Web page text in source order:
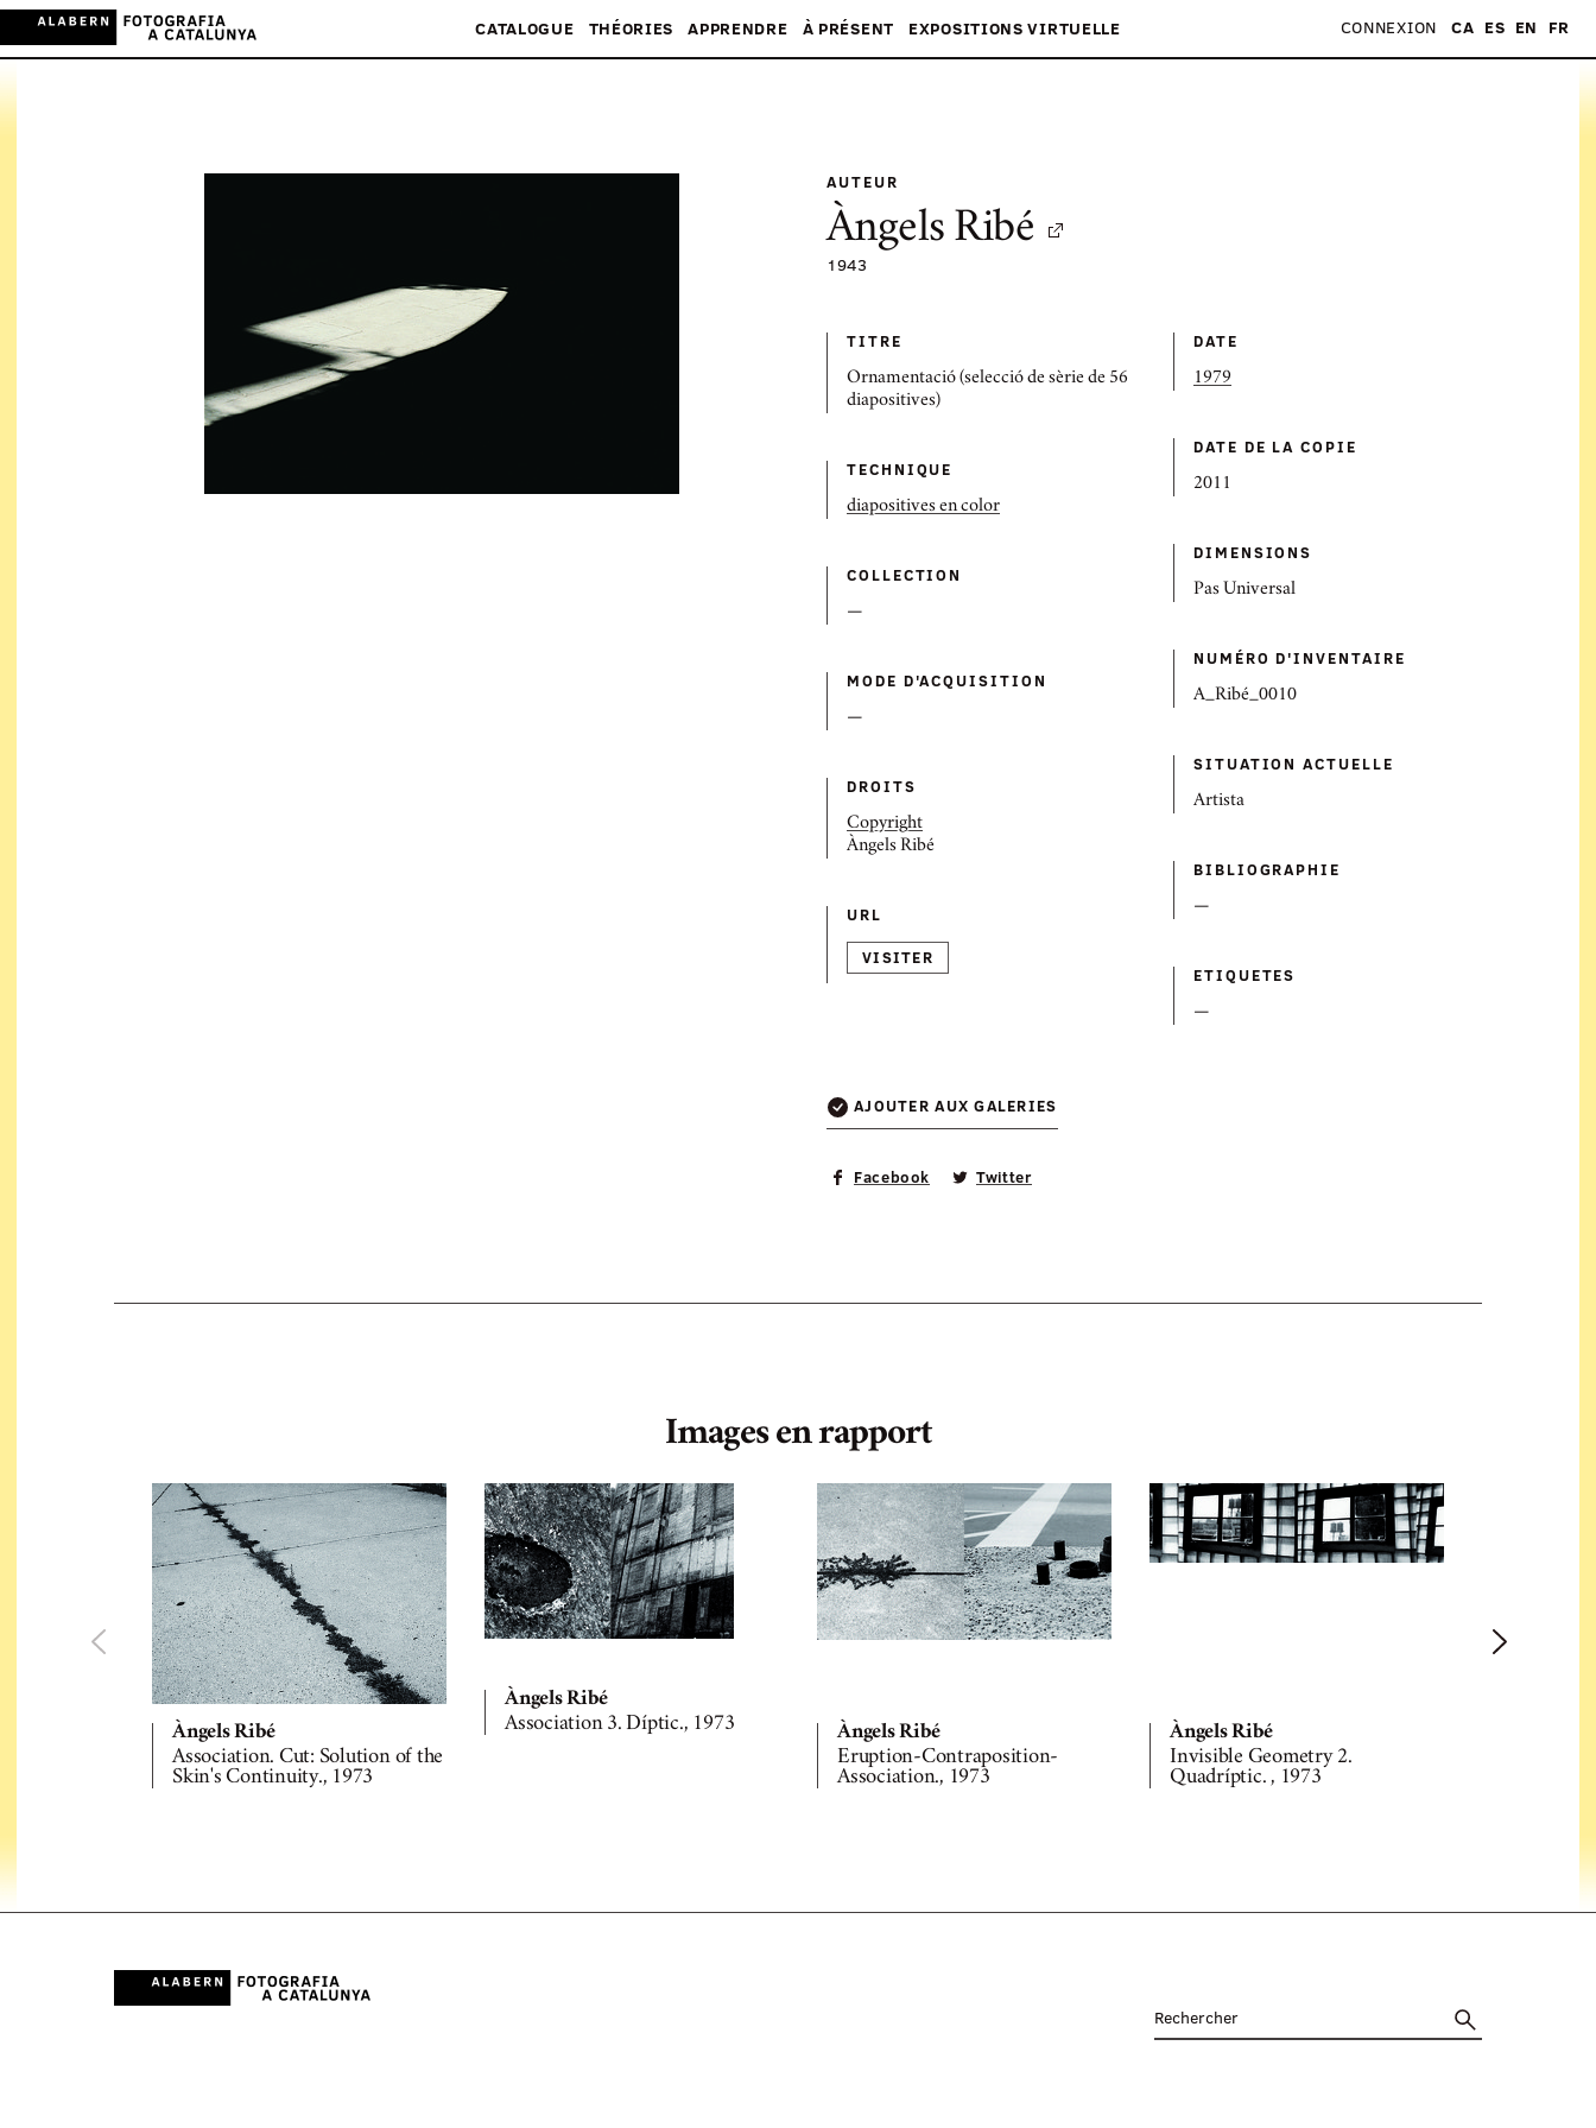
CATALOGUE THÉORIES APPRENDRE À PRÉSENT EXPOSITIONS VIRTUELLE CONNEXION CA ES EN FR
AUTEUR
Àngels Ribé
1943
TITRE
Ornamentació (selecció de sèrie de 56
diapositives)
DATE
1979
DATE DE LA COPIE
2011
TECHNIQUE
diapositives en color
DIMENSIONS
Pas Universal
COLLECTION
—
NUMÉRO D'INVENTAIRE
A_Ribé_0010
MODE D'ACQUISITION
—
SITUATION ACTUELLE
Artista
DROITS
Copyright
Àngels Ribé
BIBLIOGRAPHIE
—
URL
VISITER
ETIQUETES
—
AJOUTER AUX GALERIES
Facebook Twitter
Images en rapport
Àngels Ribé
Association. Cut: Solution of the
Skin's Continuity., 1973
Àngels Ribé
Association 3. Díptic., 1973
Àngels Ribé
Eruption-Contraposition-
Association., 1973
Àngels Ribé
Invisible Geometry 2.
Quadríptic. , 1973